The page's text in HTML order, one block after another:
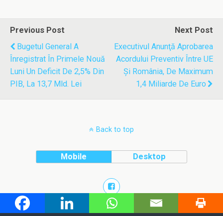
Previous Post
Bugetul General A
Înregistrat În Primele Nouă
Luni Un Deficit De 2,5% Din
PIB, La 13,7 Mld. Lei
Next Post
Executivul Anunţă Aprobarea
Acordului Preventiv Între UE
Şi România, De Maximum
1,4 Miliarde De Euro
Back to top
Mobile Desktop